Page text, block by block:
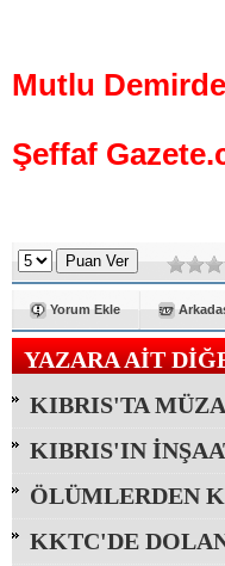
Mutlu
Şeffaf
Yorum Ekle
YAZARA AİT
KIBRIS'TA
KIBRIS'IN
ÖLÜMLERDEN
KKTC'DE